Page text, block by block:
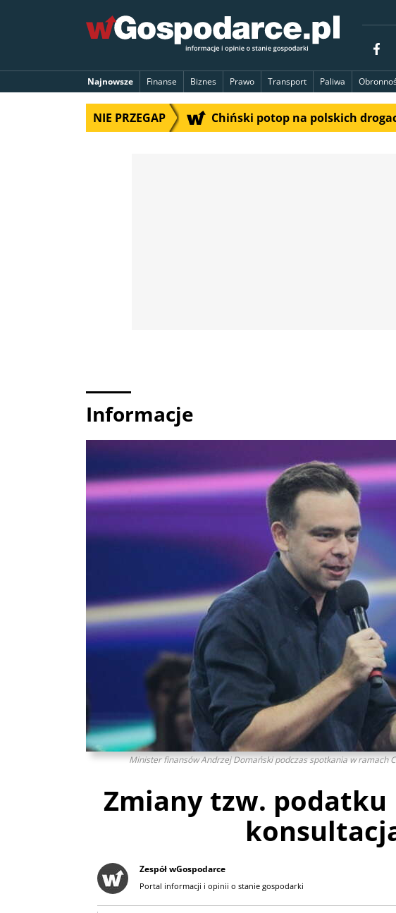
Najnowsze Finanse Biznes Prawo Transport Paliwa
NIE PRZEGAP Chiński potop na polskich
Informacje
Minister finansów Andrzej Domański podczas spotkania w ramach
Zmiany tzw. podatku
Zespół wGospodarce
Portal informacji i opinii o stanie gospodarki